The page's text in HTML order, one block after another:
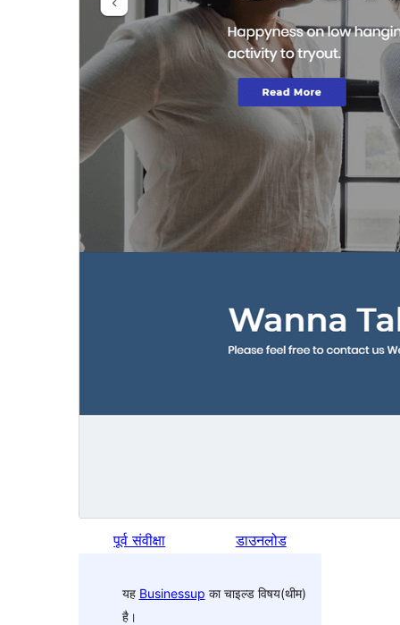
पूर्व संवीक्षा डाउनलोड
यह Businessup का चाइल्ड विषय(थीम)
है।